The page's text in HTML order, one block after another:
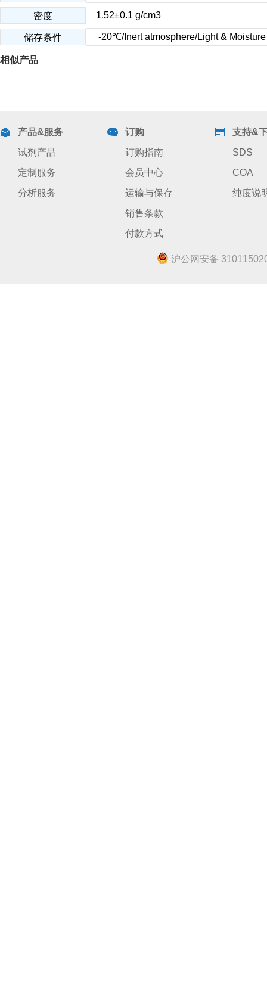
密度 1.52±0.1 g/cm3
储存条件 -20℃/Inert atmosphere/Light & Moisture
相似产品
产品&服务
试剂产品
定制服务
分析服务
订购
订购指南
会员中心
运输与保存
销售条款
付款方式
支持&
SDS
COA
纯度说
沪公网安备